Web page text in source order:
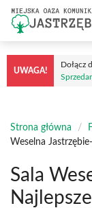
Przejdź
treści
UWAGA!
Dołącz
Strona główna /
Weselna
Sala